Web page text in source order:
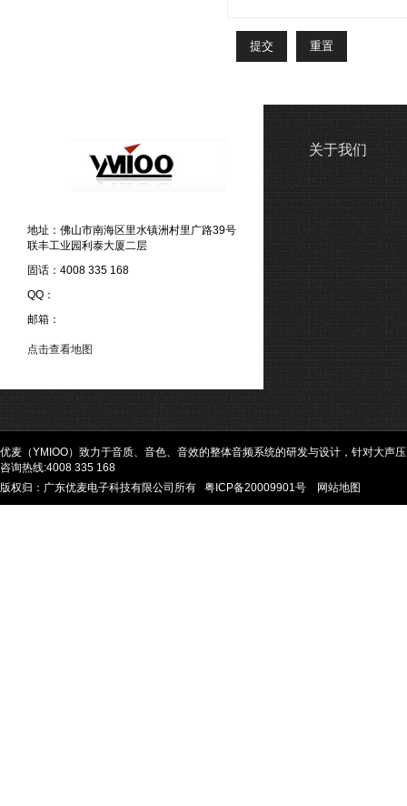
地址：佛山市南海区里水镇洲村里广路39号
联丰工业园利泰大厦二层
固话：4008 335 168
QQ：
邮箱：
点击查看地图
关于我们
优麦（YMIOO）致力于音质、音色、音效的整体音频系统的研发与设计，针对大
咨询热线:4008 335 168
版权归：广东优麦电子科技有限公司所有 粤ICP备20009901号 网站地图